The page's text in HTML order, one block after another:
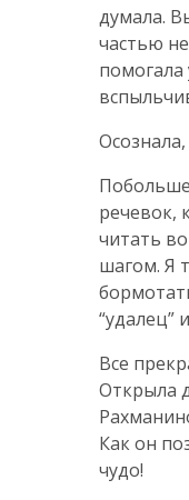
думала.
частью
речевок,
читать
шагом. Я
“удалец”
Все
Открыла
Как он
чудо!